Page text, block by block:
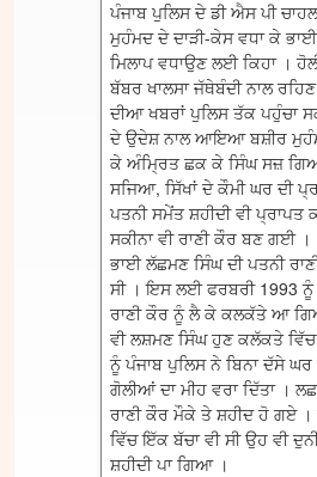
ਪੰਜਾਬ ਪੁਲਿਸ ਦੇ ਡੀ ਐਸ ਪੀ
ਮੁਹੰਮਦ ਦੇ ਦਾੜੀ-ਕੇਸ ਵਧਾ ਕੇ
ਮਿਲਾਪ ਵਧਾਉਣ ਲਈ ਕਿਹਾ ।
ਬੱਬਰ ਖਾਲਸਾ ਜੱਥੇਬੰਦੀ ਨਾਲ
ਦੀਆ ਖਬਰਾਂ ਪੁਲਿਸ ਤੱਕ ਪਹੁੰਚਾ
ਦੇ ਉਦੇਸ਼ ਨਾਲ ਆਇਆ ਬਸ਼ੀਰ
ਕੇ ਅੰਮ੍ਰਿਤ ਛਕ ਕੇ ਸਿੰਘ ਸਜ਼
ਸਜਿਆ, ਸਿੱਖਾਂ ਦੇ ਕੌਮੀ ਘਰ ਦੀ
ਪਤਨੀ ਸਮੇਂਤ ਸ਼ਹੀਦੀ ਵੀ ਪ੍ਰਾਪਤ
ਸਕੀਨਾ ਵੀ ਰਾਣੀ ਕੌਰ ਬਣ ਗਈ ।
ਭਾਈ ਲੱਛਮਣ ਸਿੰਘ ਦੀ ਪਤਨੀ
ਸੀ । ਇਸ ਲਈ ਫਰਬਰੀ 1993 ਨੂੰ
ਰਾਣੀ ਕੌਰ ਨੂੰ ਲੈ ਕੇ ਕਲਕੱਤੇ ਆ
ਵੀ ਲਸ਼ਮਣ ਸਿੰਘ ਹੁਣ ਕਲੱਕਤੇ
ਨੂੰ ਪੰਜਾਬ ਪੁਲਿਸ ਨੇ ਬਿਨਾ ਦੱਸੇ ਘਰ
ਗੋਲੀਆਂ ਦਾ ਮੀਹ ਵਰਾ ਦਿੱਤਾ ।
ਰਾਣੀ ਕੌਰ ਮੌਕੇ ਤੇ ਸ਼ਹੀਦ ਹੋ ਗਏ
ਵਿੱਚ ਇੱਕ ਬੱਚਾ ਵੀ ਸੀ ਉਹ ਵੀ
ਸ਼ਹੀਦੀ ਪਾ ਗਿਆ ।